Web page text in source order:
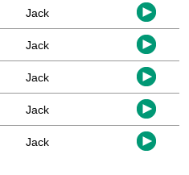
Jack
Jack
Jack
Jack
Jack